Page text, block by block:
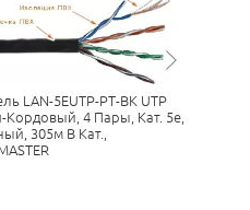
LAN-5EUTP-PT-BK UTP
Кордовый, 4 Пары, Кат. 5e,
305м В Кат.,